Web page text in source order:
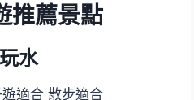
推薦景點
水